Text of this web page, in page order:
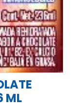
ML